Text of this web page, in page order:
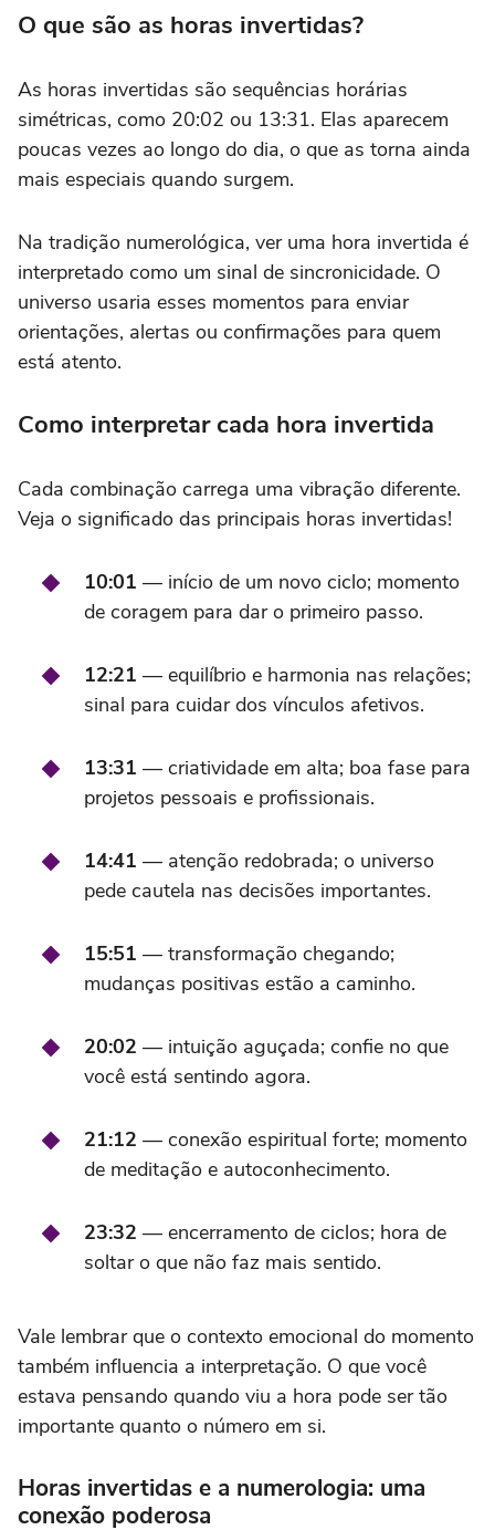
O que são as horas invertidas?
As horas invertidas são sequências horárias
simétricas, como 20:02 ou 13:31. Elas aparecem
poucas vezes ao longo do dia, o que as torna ainda
mais especiais quando surgem.
Na tradição numerológica, ver uma hora invertida é
interpretado como um sinal de sincronicidade. O
universo usaria esses momentos para enviar
orientações, alertas ou confirmações para quem
está atento.
Como interpretar cada hora invertida
Cada combinação carrega uma vibração diferente.
Veja o significado das principais horas invertidas!
10:01 — início de um novo ciclo; momento
de coragem para dar o primeiro passo.
12:21 — equilíbrio e harmonia nas relações;
sinal para cuidar dos vínculos afetivos.
13:31 — criatividade em alta; boa fase para
projetos pessoais e profissionais.
14:41 — atenção redobrada; o universo
pede cautela nas decisões importantes.
15:51 — transformação chegando;
mudanças positivas estão a caminho.
20:02 — intuição aguçada; confie no que
você está sentindo agora.
21:12 — conexão espiritual forte; momento
de meditação e autoconhecimento.
23:32 — encerramento de ciclos; hora de
soltar o que não faz mais sentido.
Vale lembrar que o contexto emocional do momento
também influencia a interpretação. O que você
estava pensando quando viu a hora pode ser tão
importante quanto o número em si.
Horas invertidas e a numerologia: uma
conexão poderosa